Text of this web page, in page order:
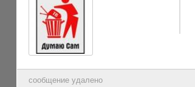
сообщение удалено